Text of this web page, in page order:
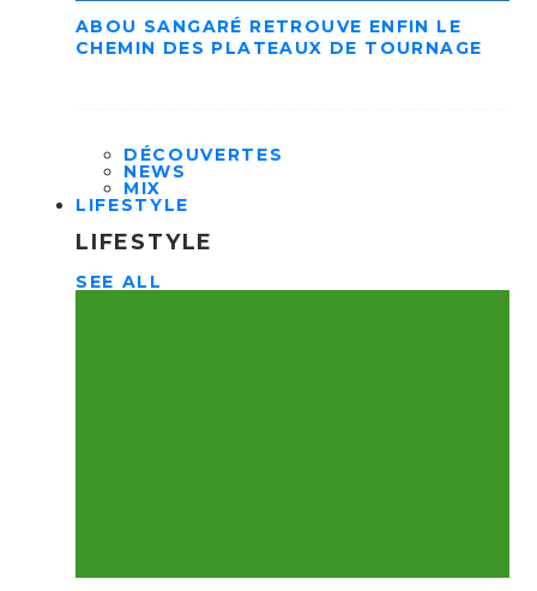
ABOU SANGARÉ RETROUVE ENFIN LE
CHEMIN DES PLATEAUX DE TOURNAGE
DÉCOUVERTES
NEWS
MIX
LIFESTYLE
LIFESTYLE
SEE ALL